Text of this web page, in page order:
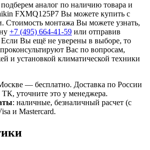
аналог по наличию товара и
FXMQ125P7 Вы можете купить с
Стоимость монтажа Вы можете узнать,
+7 (495) 664-41-59 или отправив
Если Вы ещё не уверены в выборе, то
Вас по вопросам,
и установкой климатической техники
— бесплатно. Доставка по России
уточните это у менеджера.
: наличные, безналичный расчет (с
и Mastercard.